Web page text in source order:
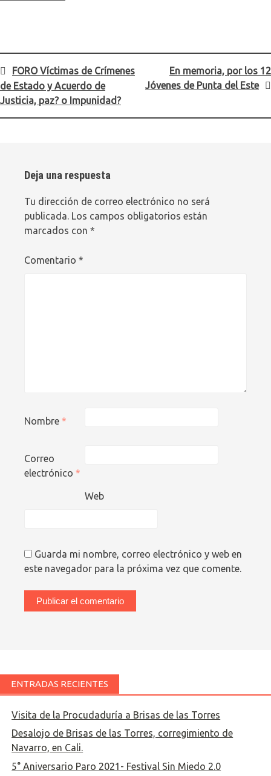
Navegación
de
entradas
FORO Víctimas de Crímenes
de Estado y Acuerdo de
En memoria, por los 12
Jóvenes de Punta del Este
Deja una respuesta
Tu dirección de correo electrónico no será
publicada. Los campos obligatorios están
marcados con *
Comentario *
Nombre *
Correo
electrónico *
Web
Guarda mi nombre, correo electrónico y web en
este navegador para la próxima vez que comente.
ENTRADAS RECIENTES
Visita de la Procudaduría a Brisas de las Torres
Desalojo de Brisas de las Torres, corregimiento de
Navarro, en Cali.
5° Aniversario Paro 2021- Festival Sin Miedo 2.0